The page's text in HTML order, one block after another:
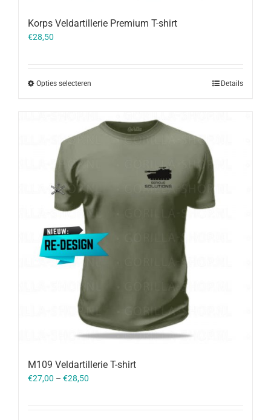
Korps Veldartillerie Premium T-shirt
€28,50
Opties selecteren Details
M109 Veldartillerie T-shirt
€27,00 – €28,50